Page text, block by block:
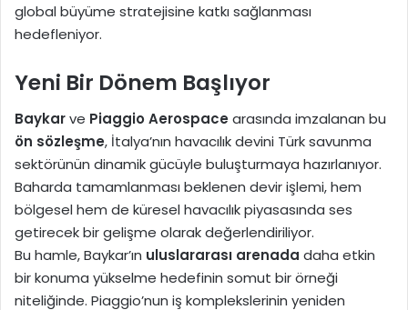
global büyüme stratejisine katkı sağlanması
hedefleniyor.
Yeni Bir Dönem Başlıyor
Baykarve Piaggio Aerospacearasında imzalanan bu
ön sözleşme, İtalya’nın havacılık devini Türk savunma
sektörünün dinamik gücüyle buluşturmaya hazırlanıyor.
Baharda tamamlanması beklenen devir işlemi, hem
bölgesel hem de küresel havacılık piyasasında ses
getirecek bir gelişme olarak değerlendiriliyor.
Bu hamle, Baykar’ın uluslararası arenada daha etkin
bir konuma yükselme hedefinin somut bir örneği
niteliğinde. Piaggio’nun iş komplekslerinin yeniden